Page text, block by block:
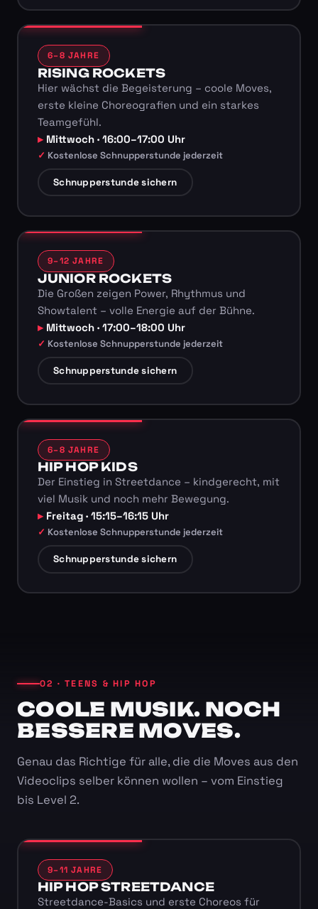
6–8 JAHRE
RISING ROCKETS
Hier wächst die Begeisterung – coole Moves,
erste kleine Choreografien und ein starkes
Teamgefühl.
Mittwoch · 16:00–17:00 Uhr
Kostenlose Schnupperstunde jederzeit
Schnupperstunde sichern
9–12 JAHRE
JUNIOR ROCKETS
Die Großen zeigen Power, Rhythmus und
Showtalent – volle Energie auf der Bühne.
Mittwoch · 17:00–18:00 Uhr
Kostenlose Schnupperstunde jederzeit
Schnupperstunde sichern
6–8 JAHRE
HIP HOP KIDS
Der Einstieg in Streetdance – kindgerecht, mit
viel Musik und noch mehr Bewegung.
Freitag · 15:15–16:15 Uhr
Kostenlose Schnupperstunde jederzeit
Schnupperstunde sichern
02 · TEENS & HIP HOP
COOLE MUSIK. NOCH
BESSERE MOVES.
Genau das Richtige für alle, die die Moves aus den
Videoclips selber können wollen – vom Einstieg
bis Level 2.
9–11 JAHRE
HIP HOP STREETDANCE
Streetdance-Basics und erste Choreos für